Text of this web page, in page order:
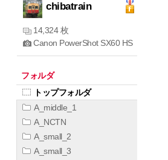
chibatrain
14,324 枚
Canon PowerShot SX60 HS
フォルダ
トップフォルダ
A_middle_1
A_NCTN
A_small_2
A_small_3